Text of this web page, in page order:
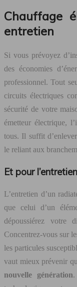
Chauffage
entretien
Si vous prévoyez
des économies
professionnel. Tout
circuits électriques
sécurité de votre
émetteur électrique,
tous. Il suffit
le reliant aux
Et pour
L’entretien d’un
que celui d’un
dépoussiérez votre
Concentrez-vous sur
les particules
vaut mieux prévenir
nouvelle génération